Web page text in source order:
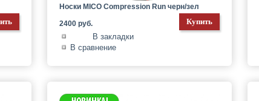
Носки MICO Compression Run черн/зел
2400 руб.
В закладки
В сравнение